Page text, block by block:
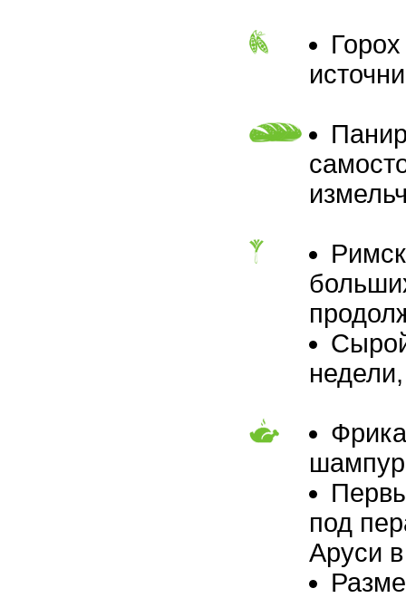
под
Аруси